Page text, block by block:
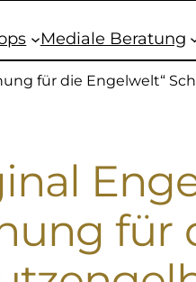
Mediale Beratung
für die Engelwelt“
für